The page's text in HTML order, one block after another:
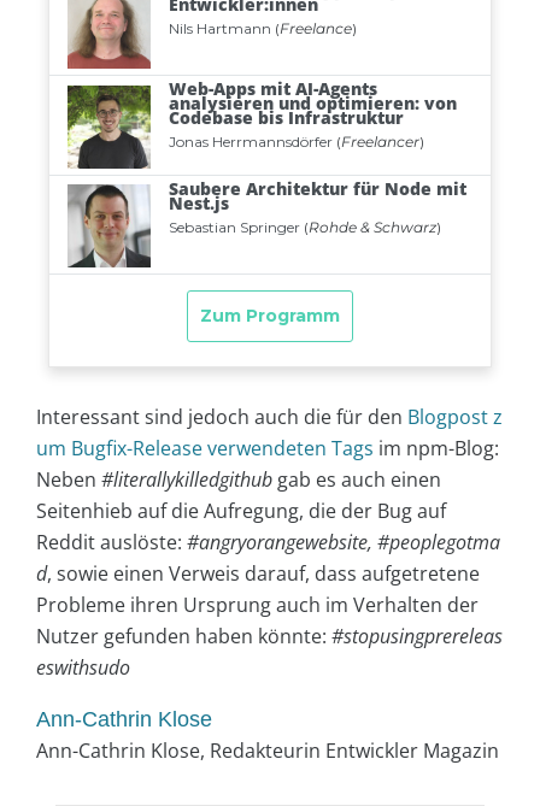
Interessant sind jedoch auch die für den Blogpost z
um Bugfix-Release verwendeten Tags im npm-Blog:
Neben #literallykilledgithub gab es auch einen
Seitenhieb auf die Aufregung, die der Bug auf
Reddit auslöste: #angryorangewebsite, #peoplegotma
d, sowie einen Verweis darauf, dass aufgetretene
Probleme ihren Ursprung auch im Verhalten der
Nutzer gefunden haben könnte: #stopusingprereleas
eswithsudo
Ann-Cathrin Klose
Ann-Cathrin Klose, Redakteurin Entwickler Magazin